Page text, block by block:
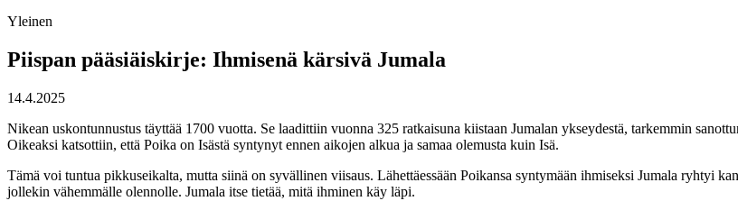
Yleinen
Piispan pääsiäiskirje: Ihmisenä kärsivä Jumala
14.4.2025
Nikean uskontunnustus täyttää 1700 vuotta. Se laadittiin vuonna 325 ratkaisuna kiistaan Jumalan ykseydestä, tarkemmin
Oikeaksi katsottiin, että Poika on Isästä syntynyt ennen aikojen alkua ja samaa olemusta kuin Isä.
Tämä voi tuntua pikkuseikalta, mutta siinä on syvällinen viisaus. Lähettäessään Poikansa syntymään ihmiseksi Jumala ryhtyi
jollekin vähemmälle olennolle. Jumala itse tietää, mitä ihminen käy läpi.